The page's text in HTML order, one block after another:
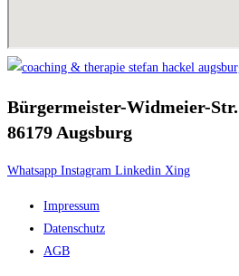
Bürgermeister-Widmeier-
86179 Augsburg
Whatsapp Instagram Linkedin Xing
Impressum
Datenschutz
AGB